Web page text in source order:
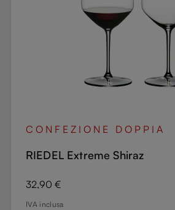
CONFEZIONE DOPPIA
RIEDEL Extreme Shiraz
Prezzo normale:
32,90 €
IVA inclusa